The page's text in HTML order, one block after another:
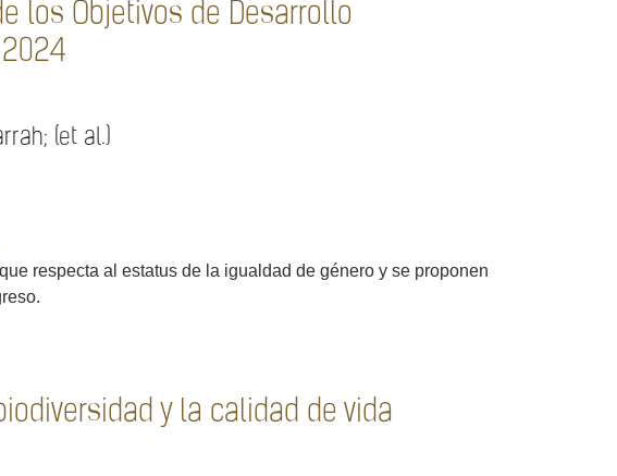
los Objetivos de Desarrollo
(et al.)
respecta al estatus de la igualdad de género y se proponen
y la calidad de vida